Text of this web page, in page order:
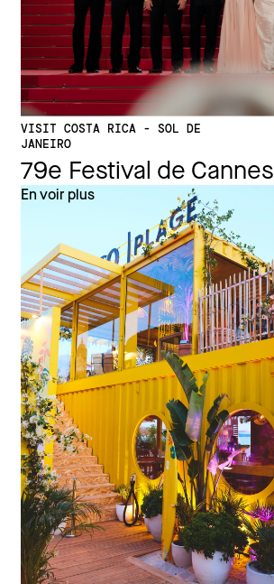
VISIT COSTA RICA - SOL DE
JANEIRO
79e Festival de Cannes
En voir plus